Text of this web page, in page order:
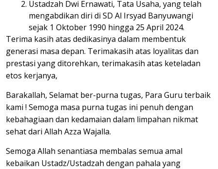
Ustadzah Dwi Ernawati, Tata Usaha, yang telah
mengabdikan diri di SD Al Irsyad Banyuwangi
sejak 1 Oktober 1990 hingga 25 April 2024.
Terima kasih atas dedikasinya dalam membentuk
generasi masa depan. Terimakasih atas loyalitas dan
prestasi yang ditorehkan, terimakasih atas keteladan
etos kerjanya,
Barakallah, Selamat ber-purna tugas, Para Guru terbaik
kami ! Semoga masa purna tugas ini penuh dengan
kebahagiaan dan kedamaian dalam limpahan nikmat
sehat dari Allah Azza Wajalla.
Semoga Allah senantiasa membalas semua amal
kebaikan Ustadz/Ustadzah dengan pahala yang